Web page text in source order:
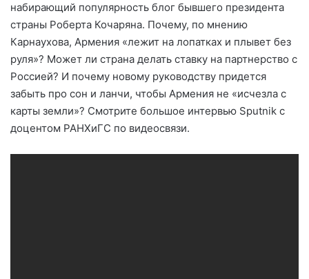
набирающий популярность блог бывшего президента
страны Роберта Кочаряна. Почему, по мнению
Карнаухова, Армения «лежит на лопатках и плывет без
руля»? Может ли страна делать ставку на партнерство с
Россией? И почему новому руководству придется
забыть про сон и ланчи, чтобы Армения не «исчезла с
карты земли»? Смотрите большое интервью Sputnik c
доцентом РАНХиГС по видеосвязи.